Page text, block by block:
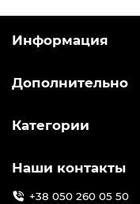
Информация
Дополнительно
Категории
Наши контакты
+38 050 260 05 50